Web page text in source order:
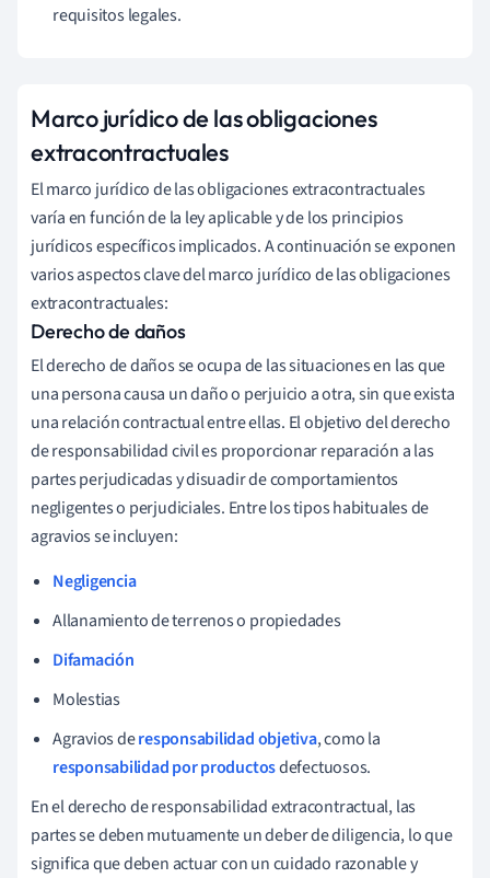
requisitos legales.
Marco jurídico de las obligaciones
extracontractuales
El marco jurídico de las obligaciones extracontractuales
varía en función de la ley aplicable y de los principios
jurídicos específicos implicados. A continuación se exponen
varios aspectos clave del marco jurídico de las obligaciones
extracontractuales:
Derecho de daños
El derecho de daños se ocupa de las situaciones en las que
una persona causa un daño o perjuicio a otra, sin que exista
una relación contractual entre ellas. El objetivo del derecho
de responsabilidad civil es proporcionar reparación a las
partes perjudicadas y disuadir de comportamientos
negligentes o perjudiciales. Entre los tipos habituales de
agravios se incluyen:
Negligencia
Allanamiento de terrenos o propiedades
Difamación
Molestias
Agravios deresponsabilidad objetiva, como la
responsabilidad por productosdefectuosos.
En el derecho de responsabilidad extracontractual, las
partes se deben mutuamente un deber de diligencia, lo que
significa que deben actuar con un cuidado razonable y